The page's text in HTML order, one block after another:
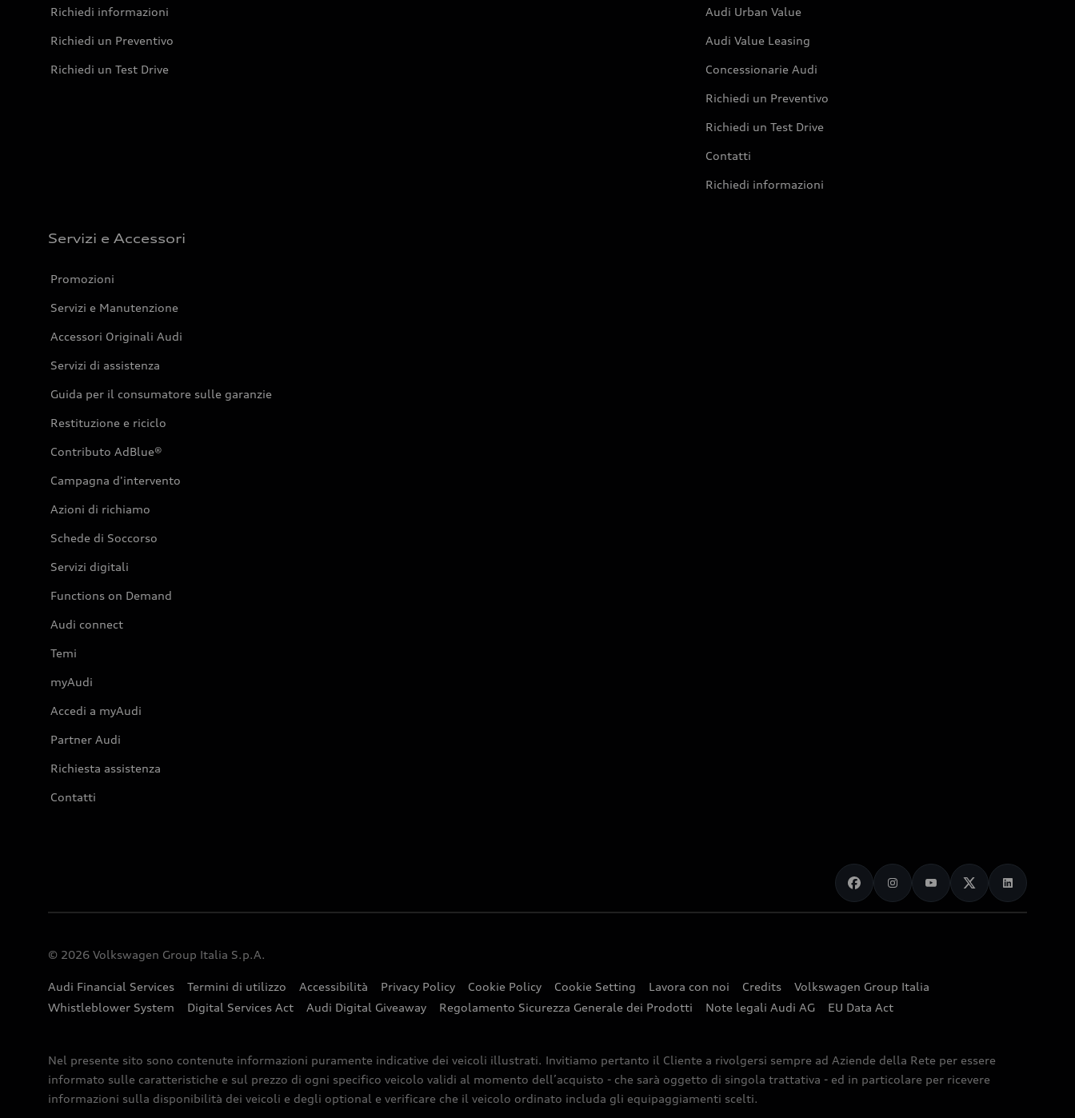
Richiedi informazioni
Richiedi un Preventivo
Richiedi un Test Drive
Audi Urban Value
Audi Value Leasing
Concessionarie Audi
Richiedi un Preventivo
Richiedi un Test Drive
Contatti
Richiedi informazioni
Servizi e Accessori
Promozioni
Servizi e Manutenzione
Accessori Originali Audi
Servizi di assistenza
Guida per il consumatore sulle garanzie
Restituzione e riciclo
Contributo AdBlue®
Campagna d'intervento
Azioni di richiamo
Schede di Soccorso
Servizi digitali
Functions on Demand
Audi connect
Temi
myAudi
Accedi a myAudi
Partner Audi
Richiesta assistenza
Contatti
© 2026 Volkswagen Group Italia S.p.A.
Audi Financial Services Termini di utilizzo Accessibilità Privacy Policy Cookie Policy Cookie Setting Lavora con noi Credits
Volkswagen Group Italia
Whistleblower System
Digital Services Act Audi Digital Giveaway Regolamento Sicurezza Generale dei Prodotti Note legali Audi AG EU Data Act
Nel presente sito sono contenute informazioni puramente indicative dei veicoli illustrati. Invitiamo pertanto il Cliente a rivolgersi sempre ad Aziende della Rete per essere
informato sulle caratteristiche e sul prezzo di ogni specifico veicolo validi al momento dell’acquisto - che sarà oggetto di singola trattativa - ed in particolare per ricevere
informazioni sulla disponibilità dei veicoli e degli optional e verificare che il veicolo ordinato includa gli equipaggiamenti scelti.